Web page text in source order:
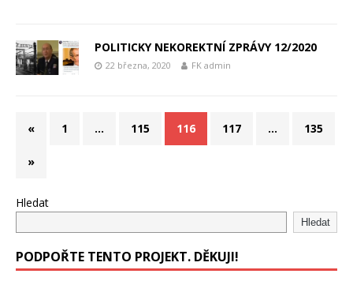
POLITICKY NEKOREKTNÍ ZPRÁVY 12/2020
22 března, 2020 FK admin
« 1 … 115 116 117 … 135
»
Hledat
Hledat
PODPOŘTE TENTO PROJEKT. DĚKUJI!